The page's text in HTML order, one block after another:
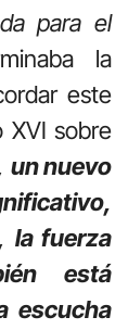
para el
la
este
XVI sobre
un nuevo
la fuerza
está
escucha